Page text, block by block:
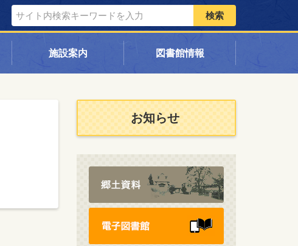
検索
施設案内 図書館情報
お知らせ